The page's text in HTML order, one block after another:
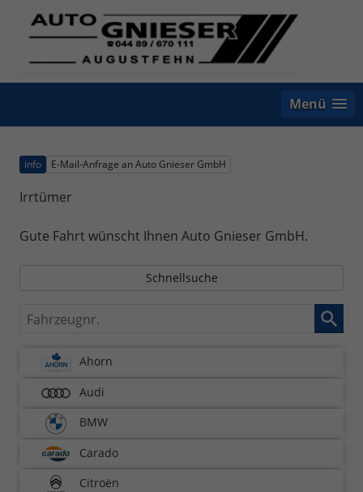
Menü
info E-Mail-Anfrage an Auto Gnieser GmbH
Irrtümer
Gute Fahrt wünscht Ihnen Auto Gnieser GmbH.
Schnellsuche
Fahrzeugnr.
Ahorn
Audi
BMW
Carado
Citroën